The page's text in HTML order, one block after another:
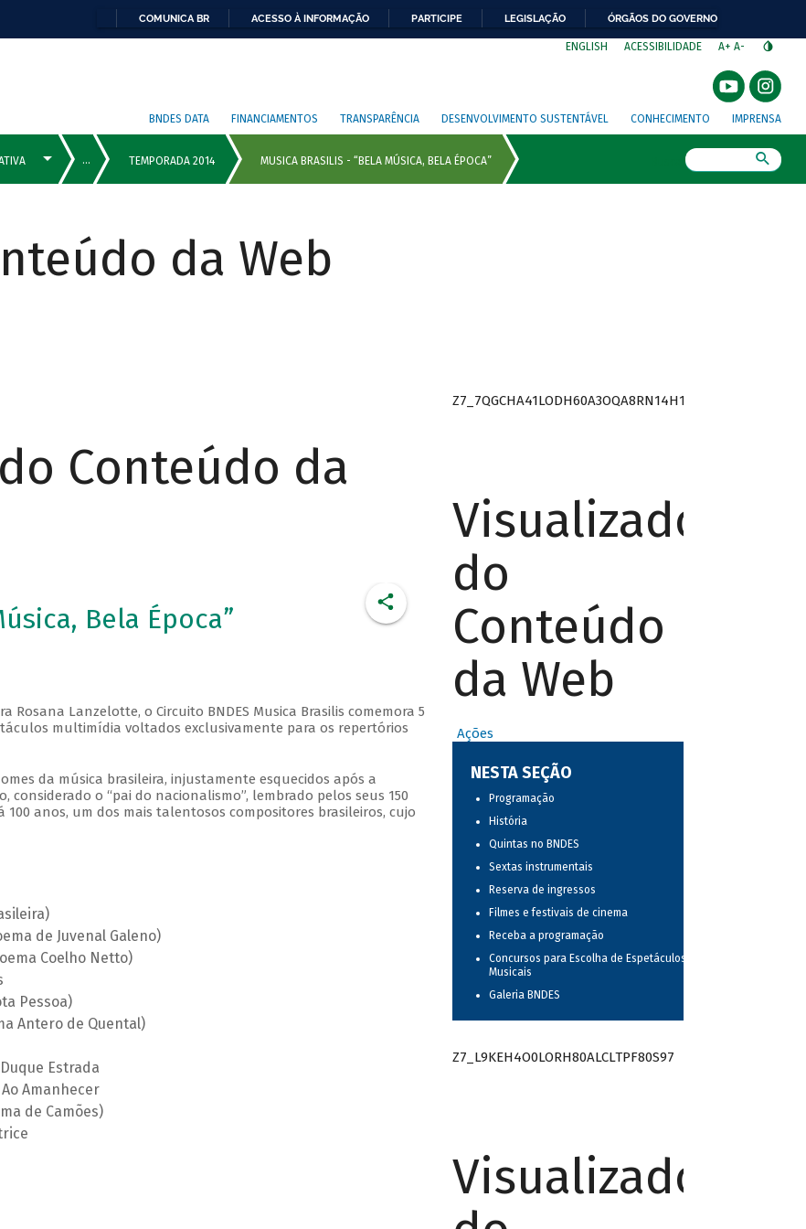
COMUNICA BR ACESSO À INFORMAÇÃO PARTICIPE LEGISLAÇÃO ÓRGÃOS DO GOVERNO
ENGLISH ACESSIBILIDADE A+ A-
BNDES DATA FINANCIAMENTOS TRANSPARÊNCIA DESENVOLVIMENTO SUSTENTÁVEL CONHECIMENTO IMPRENSA
da Web
Conteúdo da
Bela Época”
Rosana Lanzelotte, o Circuito BNDES Musica Brasilis comemora 5
multimídia voltados exclusivamente para os repertórios
da música brasileira, injustamente esquecidos após a
considerado o “pai do nacionalismo”, lembrado pelos seus 150
100 anos, um dos mais talentosos compositores brasileiros, cujo
de Juvenal Galeno)
Coelho Netto)
Pessoa)
Antero de Quental)
Estrada
Amanhecer
de Camões)
Z7_7QGCHA41LODH60A3OQA8RN14H1
Visualizador
do
Conteúdo
da Web
Ações
NESTA SEÇÃO
Programação
História
Quintas no BNDES
Sextas instrumentais
Reserva de ingressos
Filmes e festivais de cinema
Receba a programação
Concursos para Escolha de Espetáculos
Musicais
Galeria BNDES
Z7_L9KEH4O0LORH80ALCLTPF80S97
Visualizador